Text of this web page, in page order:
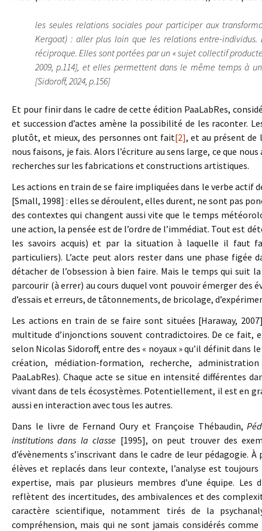
les seules relations sociales pour participer aux
Kergoat) : aller plus loin que les relations entre-
réciproque. Elles sont portées par un « sujet collectif
2009, p.114], et elles permettent dans le même temps à
[Sidoroff, 2024, p.156]
Et pour finir dans le cadre de cette édition PaaLabRes,
et succession d’actes amène la possibilité de les raconter.
plutôt, et mieux, des personnes ont fait[2], et au présent de
nous faisons, je fais. Alors l’écriture au sens large, ce que
recherches sur les fabrications et constructions artistiques.
Les actions en train de se faire impliquées dans le verbe actif
[Small, 1998] : elles se déroulent, elles durent, ne sont pas
des contextes qui changent aussi vite que le temps
une action, la pensée est de l’ordre de l’immédiat. Tout est
les savoirs acquis) et par la situation à laquelle il faut
particuliers). L’acte peut alors rester dans une phase figée
détacher de l’obsession à bien faire. Mais le temps qui suit
parcourir (à errer) au cours duquel vont pouvoir émerger des
d’essais et erreurs, de tâtonnements, de bricolage,
Les actions en train de se faire sont situées [Haraway,
multitude d’injonctions souvent contradictoires. De ce fait,
selon Nicolas Sidoroff, entre des « noyaux » qu’il définit dans
création, médiation-formation, recherche,
PaaLabRes). Chaque acte se situe en intensité différentes
vivant dans de tels écosystèmes. Potentiellement, il est en
aussi en interaction avec tous les autres.
Dans le livre de Fernand Oury et Françoise Thébaudin,
institutions dans la classe [1995], on peut trouver des
d’évènements s’inscrivant dans le cadre de leur
élèves et replacés dans leur contexte, l’analyse est
expertise, mais par plusieurs membres d’une équipe.
reflètent des incertitudes, des ambivalences et des
caractère scientifique, notamment tirés de la
compréhension, mais qui ne sont jamais considérés